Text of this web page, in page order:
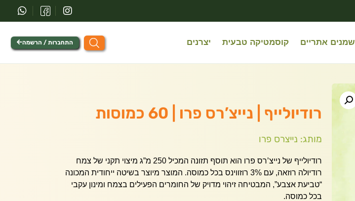
שמנים אתריים קוסמטיקה טבעית יצרנים התחברות / הרשמה
רודיולייף | נייצ’רס פרו | 60 כמוסות
מותג: נייצרס פרו
רודיולייף של נייצ’רס פרו הוא תוסף תזונה המכיל 250 מ”ג מיצוי תקני של צמח
רודיולה רוזאה, עם 3% רוזווינס בכל כמוסה. המוצר מיוצר בשיטה ייחודית המכונה
“טביעת אצבע”, המבטיחה זיהוי מדויק של החומרים הפעילים בצמח ומינון עקבי
בכל כמוסה.